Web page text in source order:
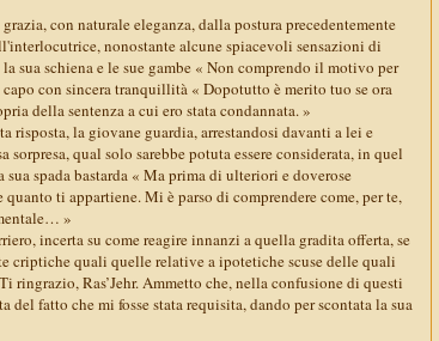
con naturale eleganza, dalla postura precedentemente
nonostante alcune spiacevoli sensazioni di
sua schiena e le sue gambe « Non comprendo il motivo per
con sincera tranquillità « Dopotutto è merito tuo se ora
della sentenza a cui ero stata condannata. »
risposta, la giovane guardia, arrestandosi davanti a lei e
qual solo sarebbe potuta essere considerata, in quel
spada bastarda « Ma prima di ulteriori e doverose
ti appartiene. Mi è parso di comprendere come, per te,
»
incerta su come reagire innanzi a quella gradita offerta, se
criptiche quali quelle relative a ipotetiche scuse delle quali
ringrazio, Ras’Jehr. Ammetto che, nella confusione di questi
fatto che mi fosse stata requisita, dando per scontata la sua